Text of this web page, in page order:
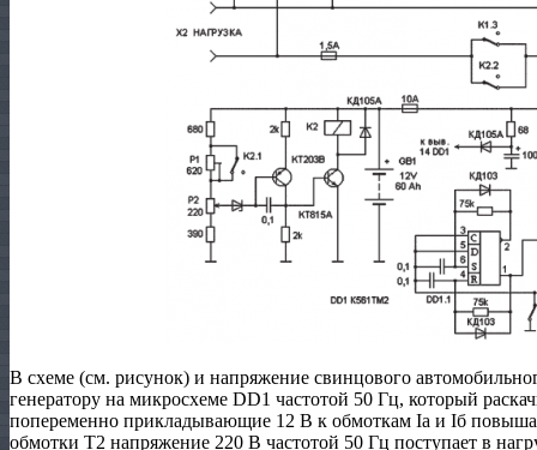
В схеме (см. рисунок) и напряжение свинцового
генератору на микросхеме DD1 частотой 50 Гц, который
попеременно прикладывающие 12 В к обмоткам Ia и Iб
обмотки Т2 напряжение 220 В частотой 50 Гц поступает в